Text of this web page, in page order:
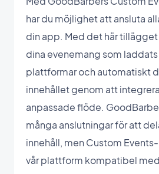
har du möjlighet att ansluta
din app. Med det här tillägget
dina evenemang som
plattformar och automatiskt
innehållet genom att
anpassade flöde.
många anslutningar för att
innehåll, men Custom
vår plattform kompatibel